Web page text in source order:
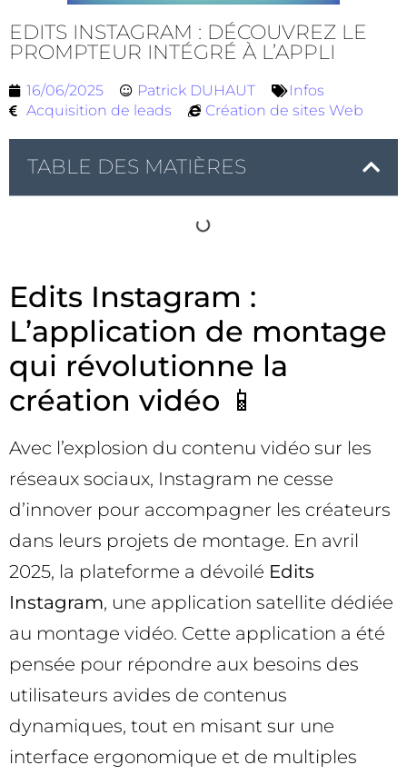
EDITS INSTAGRAM : DÉCOUVREZ LE
PROMPTEUR INTÉGRÉ À L’APPLI
16/06/2025 Patrick DUHAUT
Infos
Acquisition de leads
Création de sites Web
TABLE DES MATIÈRES
Edits Instagram :
L’application de montage
qui révolutionne la
création vidéo 📱
Avec l’explosion du contenu vidéo sur les
réseaux sociaux, Instagram ne cesse
d’innover pour accompagner les créateurs
dans leurs projets de montage. En avril
2025, la plateforme a dévoilé Edits
Instagram, une application satellite dédiée
au montage vidéo. Cette application a été
pensée pour répondre aux besoins des
utilisateurs avides de contenus
dynamiques, tout en misant sur une
interface ergonomique et de multiples